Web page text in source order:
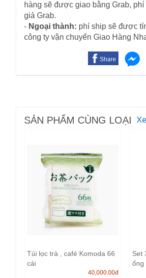
hàng sẽ được giao bằng Grab,
giá Grab.
- Ngoại thành: phí ship sẽ được
công ty vận chuyển Giao Hàng
Share
SẢN PHẨM CÙNG LOẠI
Túi lọc trà , café Komoda 66
cái
40,000.00đ
Set
ống